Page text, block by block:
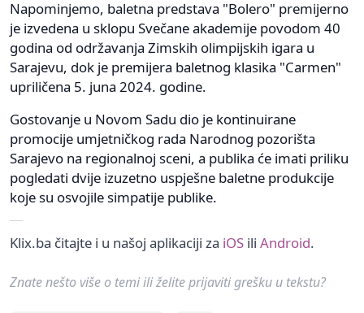
Napominjemo, baletna predstava "Bolero" premijerno
je izvedena u sklopu Svečane akademije povodom 40
godina od održavanja Zimskih olimpijskih igara u
Sarajevu, dok je premijera baletnog klasika "Carmen"
upriličena 5. juna 2024. godine.
Gostovanje u Novom Sadu dio je kontinuirane
promocije umjetničkog rada Narodnog pozorišta
Sarajevo na regionalnoj sceni, a publika će imati priliku
pogledati dvije izuzetno uspješne baletne produkcije
koje su osvojile simpatije publike.
Klix.ba čitajte i u našoj aplikaciji za iOS ili Android.
Znate nešto više o temi ili želite prijaviti grešku u tekstu?